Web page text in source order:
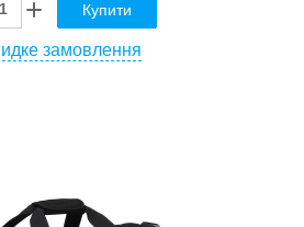
Купити
замовлення